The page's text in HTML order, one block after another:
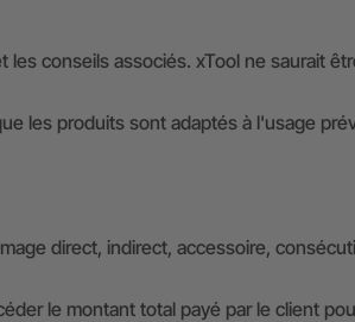
conseils associés. xTool ne saurait
les produits sont adaptés à l'usage
direct, indirect, accessoire,
le montant total payé par le client